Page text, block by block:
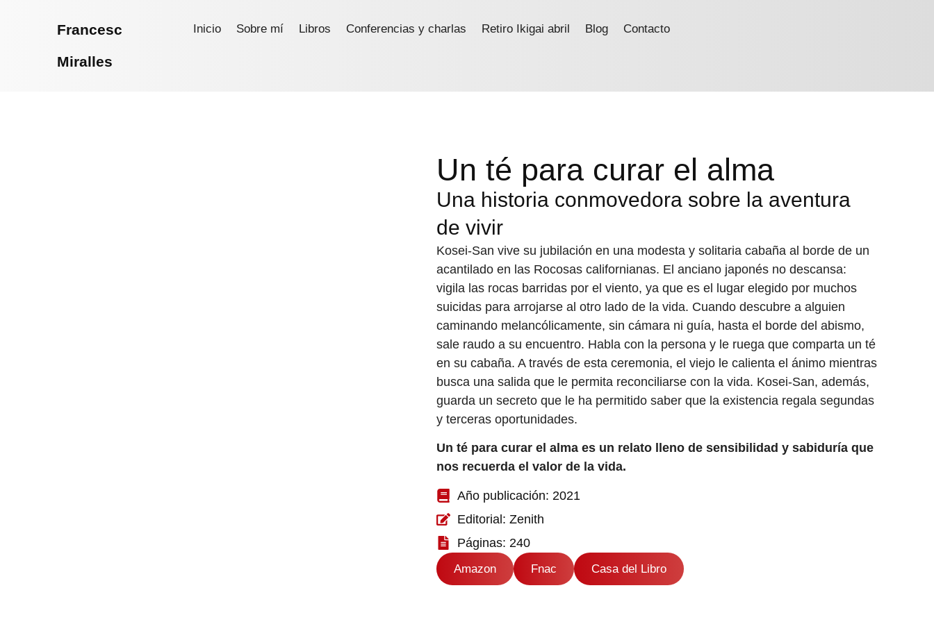
Francesc
Miralles
Inicio Sobre mí Libros Conferencias y charlas Retiro Ikigai abril Blog Contacto
Un té para curar el alma
Una historia conmovedora sobre la aventura
de vivir
Kosei-San vive su jubilación en una modesta y solitaria cabaña al borde de un
acantilado en las Rocosas californianas. El anciano japonés no descansa:
vigila las rocas barridas por el viento, ya que es el lugar elegido por muchos
suicidas para arrojarse al otro lado de la vida. Cuando descubre a alguien
caminando melancólicamente, sin cámara ni guía, hasta el borde del abismo,
sale raudo a su encuentro. Habla con la persona y le ruega que comparta un té
en su cabaña. A través de esta ceremonia, el viejo le calienta el ánimo mientras
busca una salida que le permita reconciliarse con la vida. Kosei-San, además,
guarda un secreto que le ha permitido saber que la existencia regala segundas
y terceras oportunidades.
Un té para curar el almaes un relato lleno de sensibilidad y sabiduría que
nos recuerda el valor de la vida.
Año publicación: 2021
Editorial: Zenith
Páginas: 240
Amazon Fnac Casa del Libro